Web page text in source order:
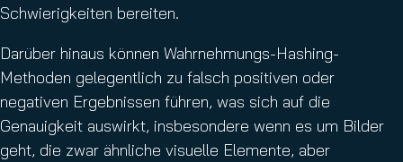
Schwierigkeiten bereiten.
Darüber hinaus können Wahrnehmungs-Hashing-
Methoden gelegentlich zu falsch positiven oder
negativen Ergebnissen führen, was sich auf die
Genauigkeit auswirkt, insbesondere wenn es um Bilder
geht, die zwar ähnliche visuelle Elemente, aber